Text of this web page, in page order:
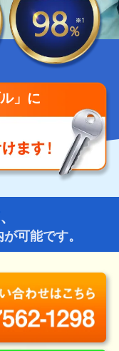
」に
可能です。